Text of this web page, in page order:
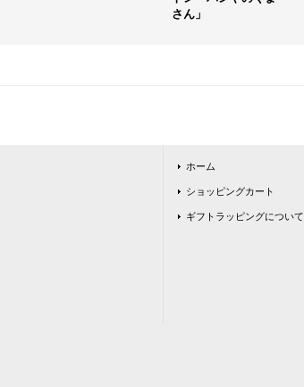
さん」
ホーム
ショッピングカート
ギフトラッピングについて